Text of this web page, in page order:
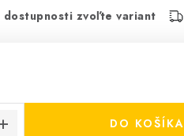
dostupnosti zvoľte variant
DO KOŠÍKA